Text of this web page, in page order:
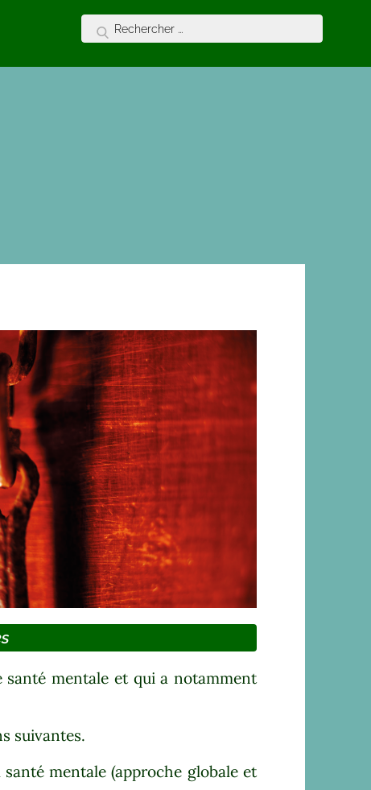
santé mentale et qui a notamment
suivantes.
mentale (approche globale et